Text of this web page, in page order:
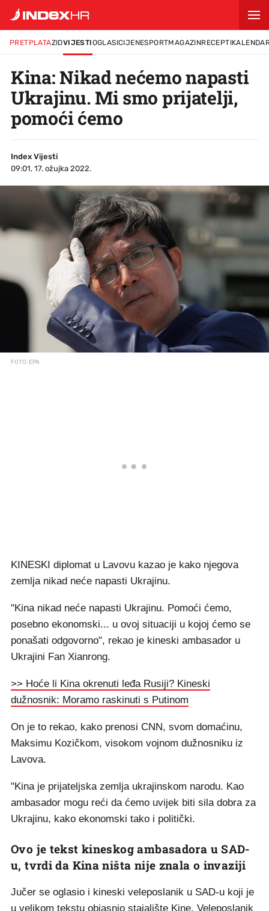
PRETPLATAZIDVIJESTIOGLASICIJENESPORTMAGAZINRECEPTI
Kina: Nikad nećemo napasti
Ukrajinu. Mi smo prijatelji,
pomoći ćemo
Index Vijesti
09:01, 17. ožujka 2022.
FOTO: EPA
KINESKI diplomat u Lavovu kazao je kako njegova
zemlja nikad neće napasti Ukrajinu.
"Kina nikad neće napasti Ukrajinu. Pomoći ćemo,
posebno ekonomski... u ovoj situaciji u kojoj ćemo se
ponašati odgovorno", rekao je kineski ambasador u
Ukrajini Fan Xianrong.
>> Hoće li Kina okrenuti leđa Rusiji? Kineski
dužnosnik: Moramo raskinuti s Putinom
On je to rekao, kako prenosi CNN, svom domaćinu,
Maksimu Kozičkom, visokom vojnom dužnosniku iz
Lavova.
"Kina je prijateljska zemlja ukrajinskom narodu. Kao
ambasador mogu reći da ćemo uvijek biti sila dobra za
Ukrajinu, kako ekonomski tako i politički.
Ovo je tekst kineskog ambasadora u SAD-
u, tvrdi da Kina ništa nije znala o invaziji
Jučer se oglasio i kineski veleposlanik u SAD-u koji je
u velikom tekstu objasnio stajalište Kine. Veleposlanik